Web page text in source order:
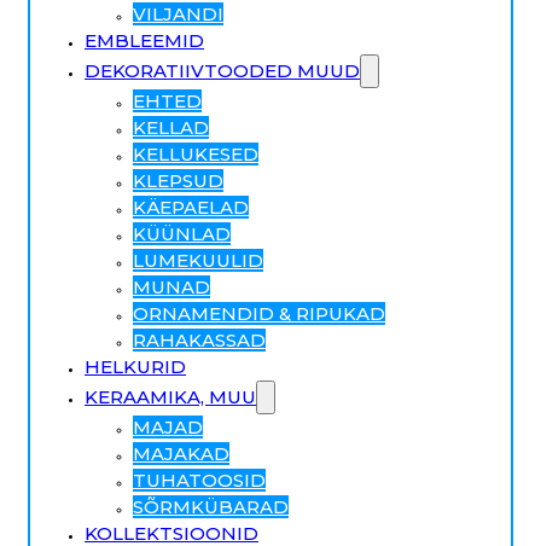
VILJANDI
EMBLEEMID
DEKORATIIVTOODED MUUD
EHTED
KELLAD
KELLUKESED
KLEPSUD
KÄEPAELAD
KÜÜNLAD
LUMEKUULID
MUNAD
ORNAMENDID & RIPUKAD
RAHAKASSAD
HELKURID
KERAAMIKA, MUU
MAJAD
MAJAKAD
TUHATOOSID
SÕRMKÜBARAD
KOLLEKTSIOONID